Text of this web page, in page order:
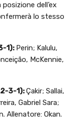
dell’ex
lo stesso
1): Perin; Kalulu,
McKennie,
3-1):Çakir; Sallai,
Gabriel Sara;
Allenatore: Okan.